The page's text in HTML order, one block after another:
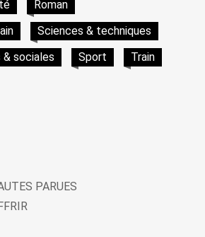
Roman
Sciences & techniques
& sociales
Sport
Train
PARUES